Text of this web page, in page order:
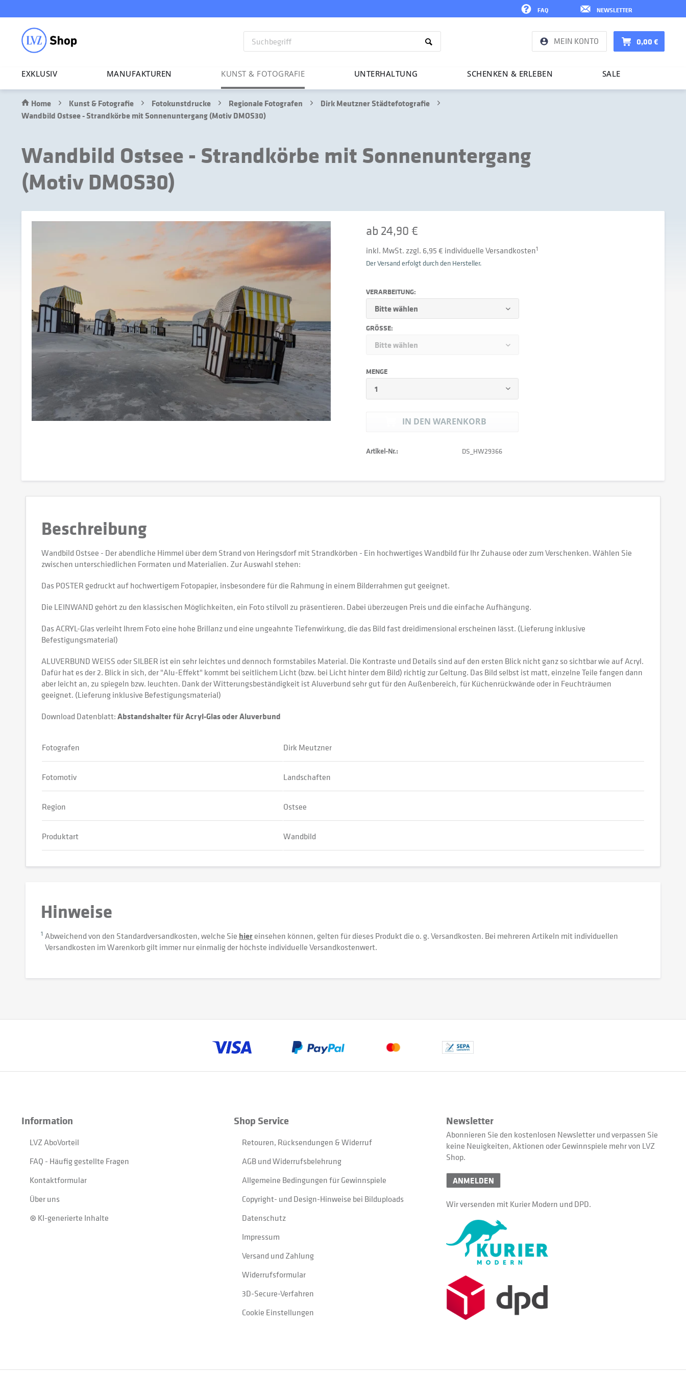
NEWSLETTER
FAQ
MEIN KONTO 0,00 €
EXKLUSIV MANU­FAK­TUREN KUNST & FOTO­GRAFIE UNTER­HAL­TUNG SCHENKEN & ERLEBEN SALE
Home Kunst & Fotografie Fotokunstdrucke Regionale Fotografen
Dirk Meutzner Städtefotografie
Wandbild Ostsee - Strandkörbe mit Sonnenuntergang (Motiv DMOS30)
Wandbild Ostsee - Strandkörbe mit Sonnenuntergang
(Motiv DMOS30)
ab 24,90 €
inkl. MwSt. zzgl. 6,95 € individuelle Versandkosten1
Der Versand erfolgt durch den Hersteller.
VERARBEITUNG:
GRÖSSE:
MENGE
IN DEN WARENKORB
Artikel-Nr.: DS_HW29366
Beschreibung
Wandbild Ostsee - Der abendliche Himmel über dem Strand von Heringsdorf mit Strandkörben - Ein hochwertiges Wandbild für Ihr Zuhause oder zum Verschenken. Wählen Sie
zwischen unterschiedlichen Formaten und Materialien. Zur Auswahl stehen:
Das POSTER gedruckt auf hochwertigem Fotopapier, insbesondere für die Rahmung in einem Bilderrahmen gut geeignet.
Die LEINWAND gehört zu den klassischen Möglichkeiten, ein Foto stilvoll zu präsentieren. Dabei überzeugen Preis und die einfache Aufhängung.
Das ACRYL-Glas verleiht Ihrem Foto eine hohe Brillanz und eine ungeahnte Tiefenwirkung, die das Bild fast dreidimensional erscheinen lässt. (Lieferung inklusive
Befestigungsmaterial)
ALUVERBUND WEISS oder SILBER ist ein sehr leichtes und dennoch formstabiles Material. Die Kontraste und Details sind auf den ersten Blick nicht ganz so sichtbar wie auf Acryl.
Dafür hat es der 2. Blick in sich, der "Alu-Effekt" kommt bei seitlichem Licht (bzw. bei Licht hinter dem Bild) richtig zur Geltung. Das Bild selbst ist matt, einzelne Teile fangen dann
aber leicht an, zu spiegeln bzw. leuchten. Dank der Witterungsbeständigkeit ist Aluverbund sehr gut für den Außenbereich, für Küchenrückwände oder in Feuchträumen
geeignet. (Lieferung inklusive Befestigungsmaterial)
Download Datenblatt:Abstandshalter für Acryl-Glas oder Aluverbund
Fotografen Dirk Meutzner
Fotomotiv Landschaften
Region Ostsee
Produktart Wandbild
Hinweise
1 Abweichend von den Standardversandkosten, welche Sie hiereinsehen können, gelten für dieses Produkt die o. g. Versandkosten. Bei mehreren Artikeln mit individuellen
Versandkosten im Warenkorb gilt immer nur einmalig der höchste individuelle Versandkostenwert.
Information
LVZ AboVorteil
FAQ - Häufig gestellte Fragen
Kontaktformular
Über uns
⊛ KI-generierte Inhalte
Shop Service
Retouren, Rücksendungen & Widerruf
AGB und Widerrufsbelehrung
Allgemeine Bedingungen für Gewinnspiele
Copyright- und Design-Hinweise bei Bilduploads
Datenschutz
Impressum
Versand und Zahlung
Widerrufsformular
3D-Secure-Verfahren
Cookie Einstellungen
Newsletter
Abonnieren Sie den kostenlosen Newsletter und verpassen Sie
keine Neuigkeiten, Aktionen oder Gewinnspiele mehr von LVZ
Shop.
ANMELDEN
Wir versenden mit Kurier Modern und DPD.